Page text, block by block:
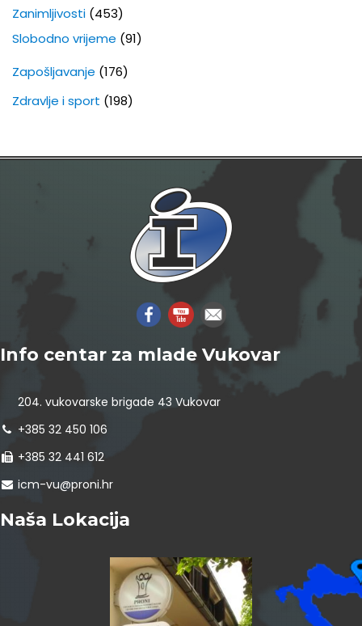
Zanimljivosti (453)
Slobodno vrijeme (91)
Zapošljavanje (176)
Zdravlje i sport (198)
Info centar za mlade Vukovar
204. vukovarske brigade 43 Vukovar
+385 32 450 106
+385 32 441 612
icm-vu@proni.hr
Naša Lokacija